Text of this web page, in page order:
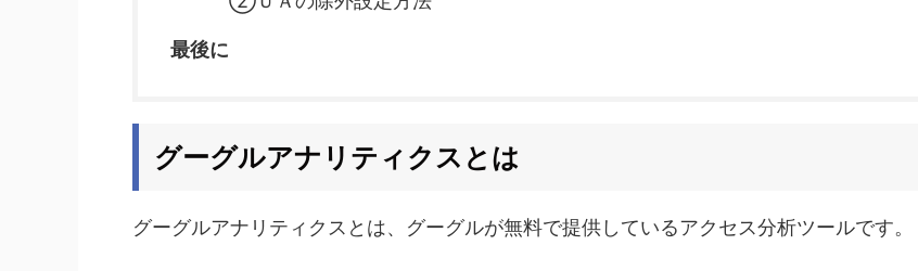
最後に
グーグルアナリティクスとは
グーグルアナリティクスとは、グーグルが無料で提供しているアクセス分析ツールです。